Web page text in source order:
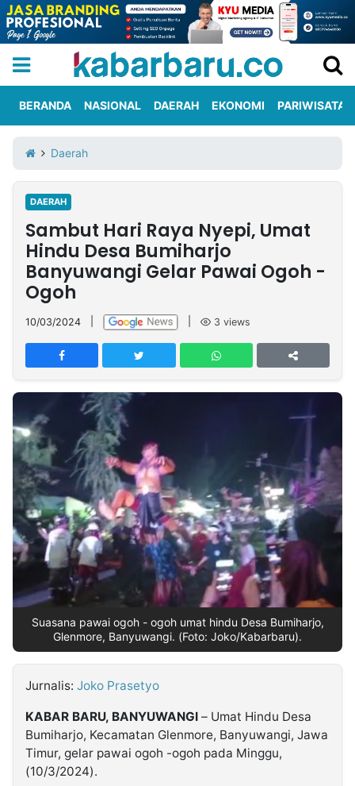
Iklan
Berita
Kami
Nasional
International
Olahraga
Entertainment
Daerah
Pariwisata
Kuliner
Kolom
Network
PT
TREETAN
MULTIMEDIA
INDONESIA
Partner
Insight
NTB
Suara
Time
Lens
IDN
Daily
Jogja
Jalan
Rakyat
Idealita
News
Kita
Notice
Dinamikapost.com
Radar
Baru
Seedbacklink
Follow
Kabarbaru
Kabarbaru.co
2026
BERANDA NASIONAL DAERAH EKONOMI PARIWISATA
Daerah
DAERAH
Sambut Hari Raya Nyepi, Umat
Hindu Desa Bumiharjo
Banyuwangi Gelar Pawai Ogoh -
Ogoh
10/03/2024 3 views
Suasana pawai ogoh - ogoh umat hindu Desa Bumiharjo,
Glenmore, Banyuwangi. (Foto: Joko/Kabarbaru).
Jurnalis: Joko Prasetyo
KABAR BARU, BANYUWANGI – Umat Hindu Desa
Bumiharjo, Kecamatan Glenmore, Banyuwangi, Jawa
Timur, gelar pawai ogoh -ogoh pada Minggu,
(10/3/2024).